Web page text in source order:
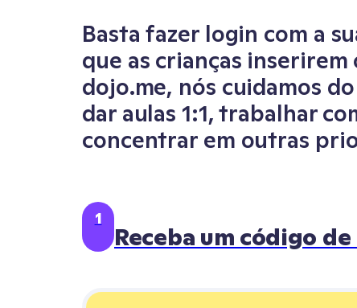
Basta fazer login com a
que as crianças
dojo.me, nós cuidamos
dar aulas 1:1, trabalhar
concentrar em outras
1
Receba um código